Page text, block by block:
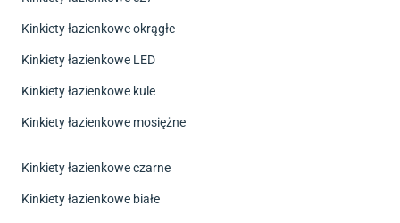
Kinkiety łazienkowe okrągłe
Kinkiety łazienkowe LED
Kinkiety łazienkowe kule
Kinkiety łazienkowe mosiężne
Kinkiety łazienkowe czarne
Kinkiety łazienkowe białe